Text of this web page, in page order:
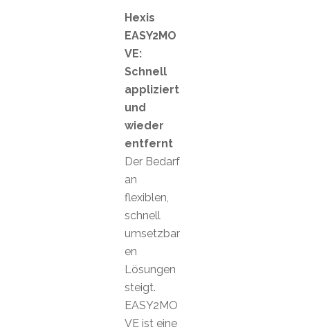
Hexis
EASY2MO
VE:
Schnell
appliziert
und
wieder
entfernt
Der Bedarf
an
flexiblen,
schnell
umsetzbar
en
Lösungen
steigt.
EASY2MO
VE ist eine